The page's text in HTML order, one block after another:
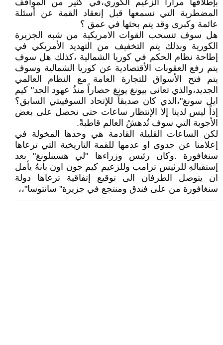
بإطلاقها مراراً الزعيم الكوري،في كثير من المواقف
المضطربة التي نسمعها قبل إنعقاد القمة عن أسئلة
عائمة وكبرى وقد يتم بحثها في عمق ؟
هل سوف تنسحب القوات الامريكية من شبه الجزيرة
الكورية وبذلك يتم التخفيف من التهديد الأمريكي في
إطاحة نظام الحكم في كوريا الشمالية ،كذلك هل سوف
يتم رفع العقوبات الأقتصادية عن كوريا الشمالية وسوف
يتم فتح الأسواق للتجارة العامة مع النظام العالمي
الجديد،والذي تعانى بيونغ يونغ حصاراً منذُ عهود الجد" كيم
ايل سونغ"،الذي كان صديقاً للإتحاد السوفييتي السابق؟
إذاً ليس لدينا إلا الإنتظار ساعات حتى نحصل على بعض
الأجوبة التي سوف تُدهشُ العالم قاطبةً.
لكن الساعات القليلة القادمة هي وحدها المخولة في
إعلامنا عن جدوى او عدمها للقمة التاريخية التي ترعاها
سنغافورة .وكان رئيس وزراءها "لي هسينلونغ" بعد
إستقبالهِ للرئيس ترامب وللزعيم كيم جون اون بأنهُ يأمل
ان يتوصل الطرفان الى توقيع إتفاقية ترعاها دولة
سنغافورة من على فندق ومنتجع في جزيرة" سانتوسا"،،